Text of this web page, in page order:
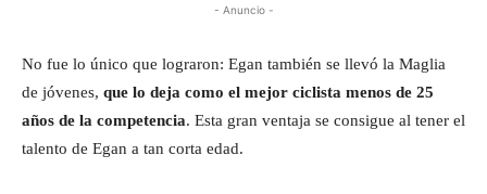
- Anuncio -
No fue lo único que lograron: Egan también se llevó la Maglia
de jóvenes, que lo deja como el mejor ciclista menos de 25
años de la competencia. Esta gran ventaja se consigue al tener el
talento de Egan a tan corta edad.